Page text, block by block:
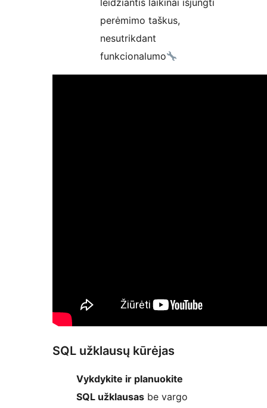
leidžiantis laikinai išjungti
perėmimo taškus,
nesutrikdant
funkcionalumo
SQL užklausų kūrėjas
Vykdykite ir planuokite
SQL užklausas be vargo